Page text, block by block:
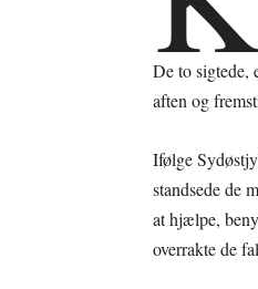
De to sigtede,
aften og
Ifølge
standsede de
at hjælpe,
overrakte de